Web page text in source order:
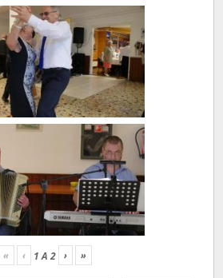
« ‹ 1A2 › »